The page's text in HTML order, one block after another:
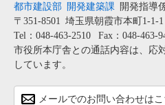
都市建設部 開発建築課
開発指導
〒351-8501
埼玉県朝霞市本町1-1-1
Tel：048-463-2510
Fax：048-463-
市役所本庁舎との通話内容は、応
しています。
メールでのお問い合わせはこ